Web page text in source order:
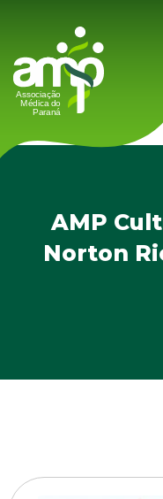
AMP
Norton